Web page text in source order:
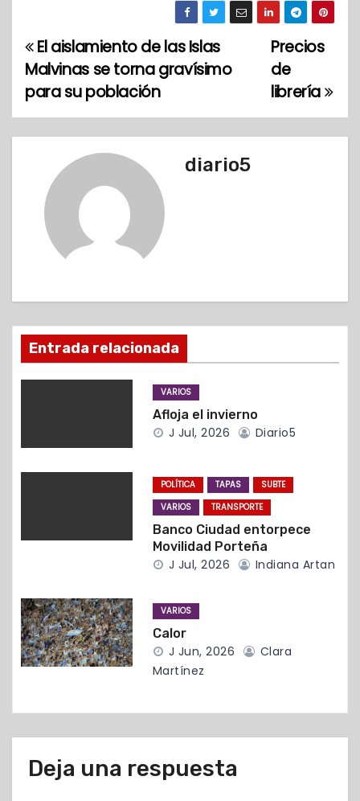
N
a
v
ó
n
e
a
d
a
Precios
de
librería
El aislamiento de las Islas
Malvinas se torna gravísimo
para su población
diario5
Entrada relacionada
VARIOS
Afloja el invierno
J Jul, 2026 Diario5
POLÍTICA TAPAS
SUBTE
VARIOS
TRANSPORTE
Banco Ciudad entorpece
Movilidad Porteña
J Jul, 2026 Indiana Artan
VARIOS
Calor
J Jun, 2026
Clara
Martínez
Deja una respuesta